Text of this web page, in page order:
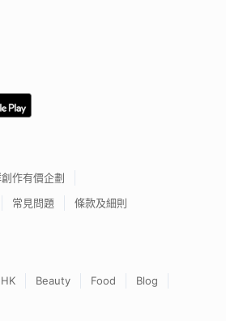
作有價企劃
常見問題 條款及細則
HK Beauty Food
Blog